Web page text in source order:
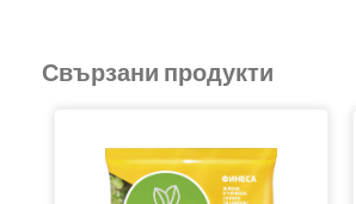
Свързани продукти